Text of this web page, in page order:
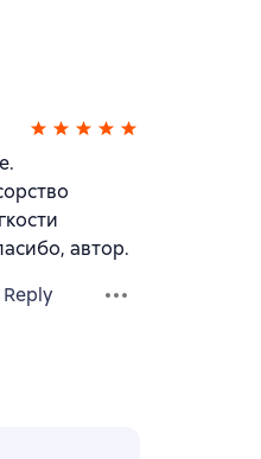
автор.
Reply